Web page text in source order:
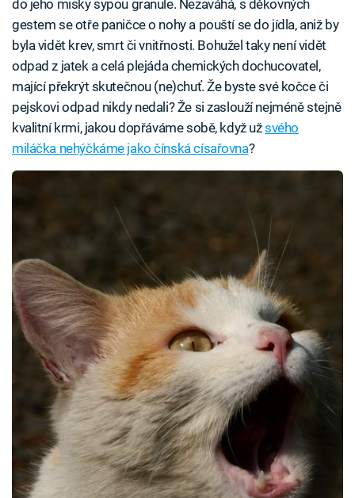
do jeho misky sypou granule. Nezaváhá, s děkovných
gestem se otře paničce o nohy a pouští se do jídla, aniž by
byla vidět krev, smrt či vnitřnosti. Bohužel taky není vidět
odpad z jatek a celá plejáda chemických dochucovatel,
mající překrýt skutečnou (ne)chuť. Že byste své kočce či
pejskovi odpad nikdy nedali? Že si zaslouží nejméně stejně
kvalitní krmi, jakou dopřáváme sobě, když užsvého
miláčka nehýčkáme jako čínská císařovna?